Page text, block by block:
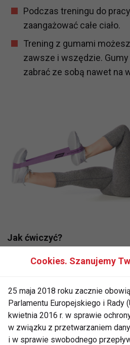
Podczas treningu do
zaangażować całe ciało.
Trening z gumami
zawsze i wszędzie.
zabrać ze sobą nawet na
Jak ćwiczyć?
Aby wynieść jak najwięcej
pierwszej kolejności należy
siebie opór gumy.
ćwiczenia, sięgnij po
przejdź do kolejnego
Cookies. Szanujemy
25 maja 2018 roku zacznie
Parlamentu Europejskiego i Rady
kwietnia 2016 r. w sprawie
w związku z przetwarzaniem
i w sprawie swobodnego